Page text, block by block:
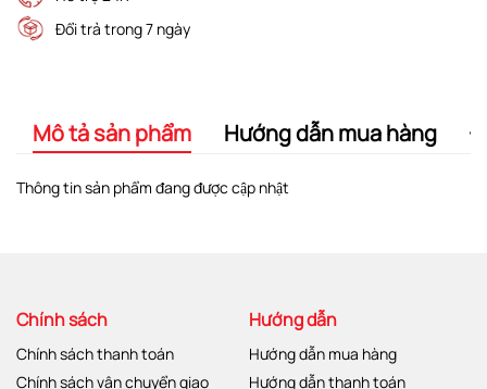
Đổi trả trong 7 ngày
Mô tả sản phẩm Hướng dẫn mua hàng
Thông tin sản phẩm đang được cập nhật
Chính sách
Chính sách thanh toán
Chính sách vận chuyển giao
Hướng dẫn
Hướng dẫn mua hàng
Hướng dẫn thanh toán